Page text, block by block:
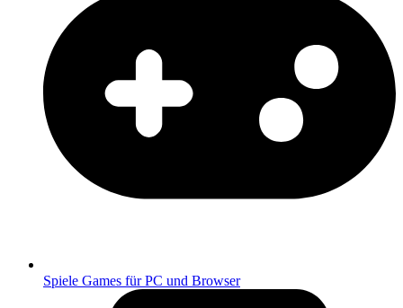
Spiele Games für PC und Browser